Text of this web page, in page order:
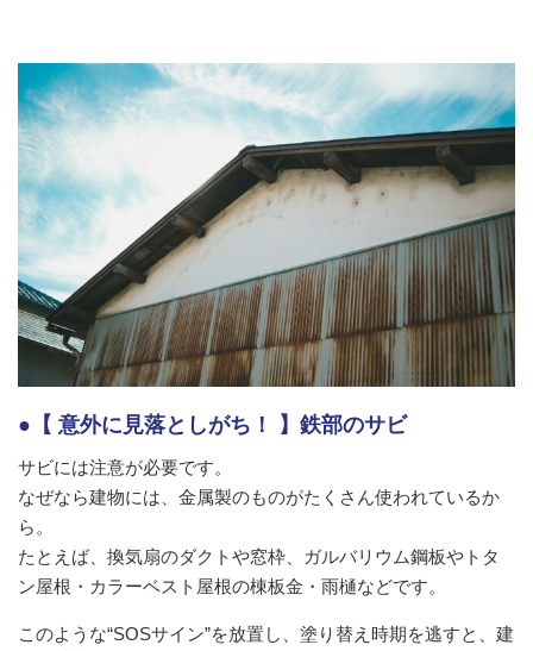
●【 意外に見落としがち！ 】鉄部のサビ
サビには注意が必要です。
なぜなら建物には、金属製のものがたくさん使われているか
ら。
たとえば、換気扇のダクトや窓枠、ガルバリウム鋼板やトタ
ン屋根・カラーベスト屋根の棟板金・雨樋などです。
このような“SOSサイン”を放置し、塗り替え時期を逃すと、建